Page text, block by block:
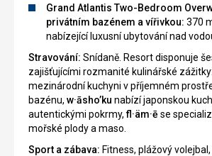
Grand Atlantis Two-Bedroom
privátním bazénem a vířivkou: 370
nabízející luxusní ubytování nad
Stravování: Snídaně. Resort disponuje
zajišťujícími rozmanité kulinářské zážitky:
mezinárodní kuchyni v příjemném
bazénu, w·āsho’ku nabízí japonskou
autentickými pokrmy,fl·äm·ē se
mořské plody a maso.
Sport a zábava: Fitness, plážový